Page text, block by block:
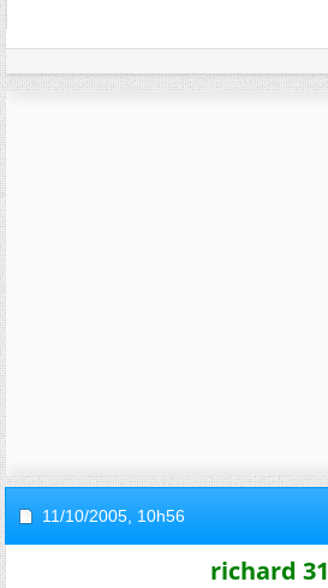
11/10/2005, 10h56
richard 31